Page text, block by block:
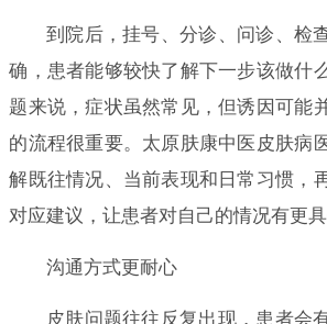
到院后，挂号、分诊、问诊、检
确，患者能够较快了解下一步该做什
题来说，症状虽然常见，但诱因可能
的流程很重要。太原肤康中医皮肤病
解既往情况、当前表现和日常习惯，
对应建议，让患者对自己的情况有更具
沟通方式更耐心
皮肤问题往往反复出现，患者会